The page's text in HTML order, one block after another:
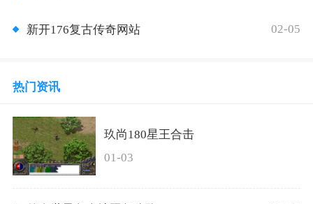
新开176复古传奇网站 02-05
热门资讯
玖尚180星王合击
01-03